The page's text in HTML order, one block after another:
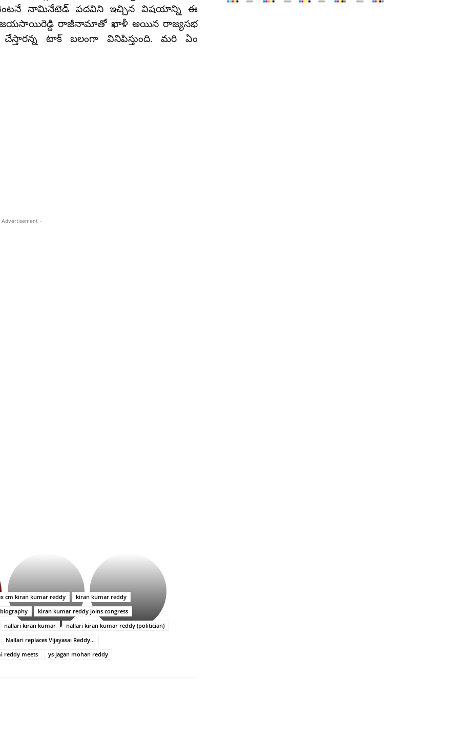
వెంటనే నామినేటెడ్ పదవిని ఇచ్చిన విషయాన్ని ఈ
విజయసాయిరెడ్డి రాజీనామాతో ఖాళీ అయిన రాజ్యసభ
టాక్ బలంగా వినిపిస్తుంది. మరి ఏం
Advertisement -
ప్రసాదం
తీర్థం..తులసీదళం
లేకుండా
అసంపూర్ణం
సినిమాతో
పాన్
ఇండియా
స్టార్
హీరోయిన్‏గా
శ్రీనిధి
cm kiran kumar reddy
kiran kumar reddy
kiran kumar reddy joins congress
nallari kiran kumar
nallari kiran kumar reddy (politician)
Nallari replaces Vijayasai Reddy...
reddy meets ys jagan mohan reddy